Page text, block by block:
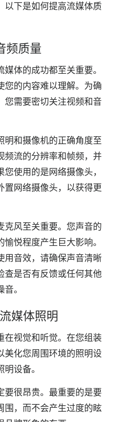
以下是如何提高流媒体质
频质量
体的成功都至关重要。
您的内容难以理解。为确
您需要密切关注视频和音
明和摄像机的正确角度至
频流的分辨率和帧频，并
使用的是网络摄像头，
置网络摄像头，以获得更
克风至关重要。您声音的
悦程度产生巨大影响。
用音效，请确保声音清晰
查是否有反馈或任何其他
。
媒体照明
在视觉和听觉。在您组装
美化您周围环境的照明设
设备。
要很昂贵。最重要的是要
围，而不会产生过度的眩